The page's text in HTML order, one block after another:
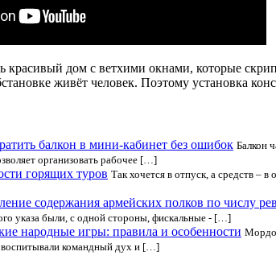
красивый дом с ветхими окнами, которые
живёт человек. Поэтому установка
балкон в мини-кабинет без ошибок Балкон
организовать рабочее […]
горящих туров Так хочется в отпуск, а средств –
содержания армейских полков по числу
указа были, с одной стороны, фискальные - […]
народные игры: правила и особенности
воспитывали командный дух и […]